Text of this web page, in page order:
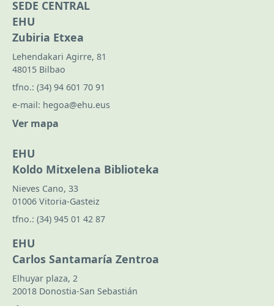
SEDE CENTRAL
EHU
Zubiria Etxea
Lehendakari Agirre, 81
48015 Bilbao
tfno.: (34) 94 601 70 91
e-mail: hegoa@ehu.eus
Ver mapa
EHU
Koldo Mitxelena Biblioteka
Nieves Cano, 33
01006 Vitoria-Gasteiz
tfno.: (34) 945 01 42 87
EHU
Carlos Santamaría Zentroa
Elhuyar plaza, 2
20018 Donostia-San Sebastián